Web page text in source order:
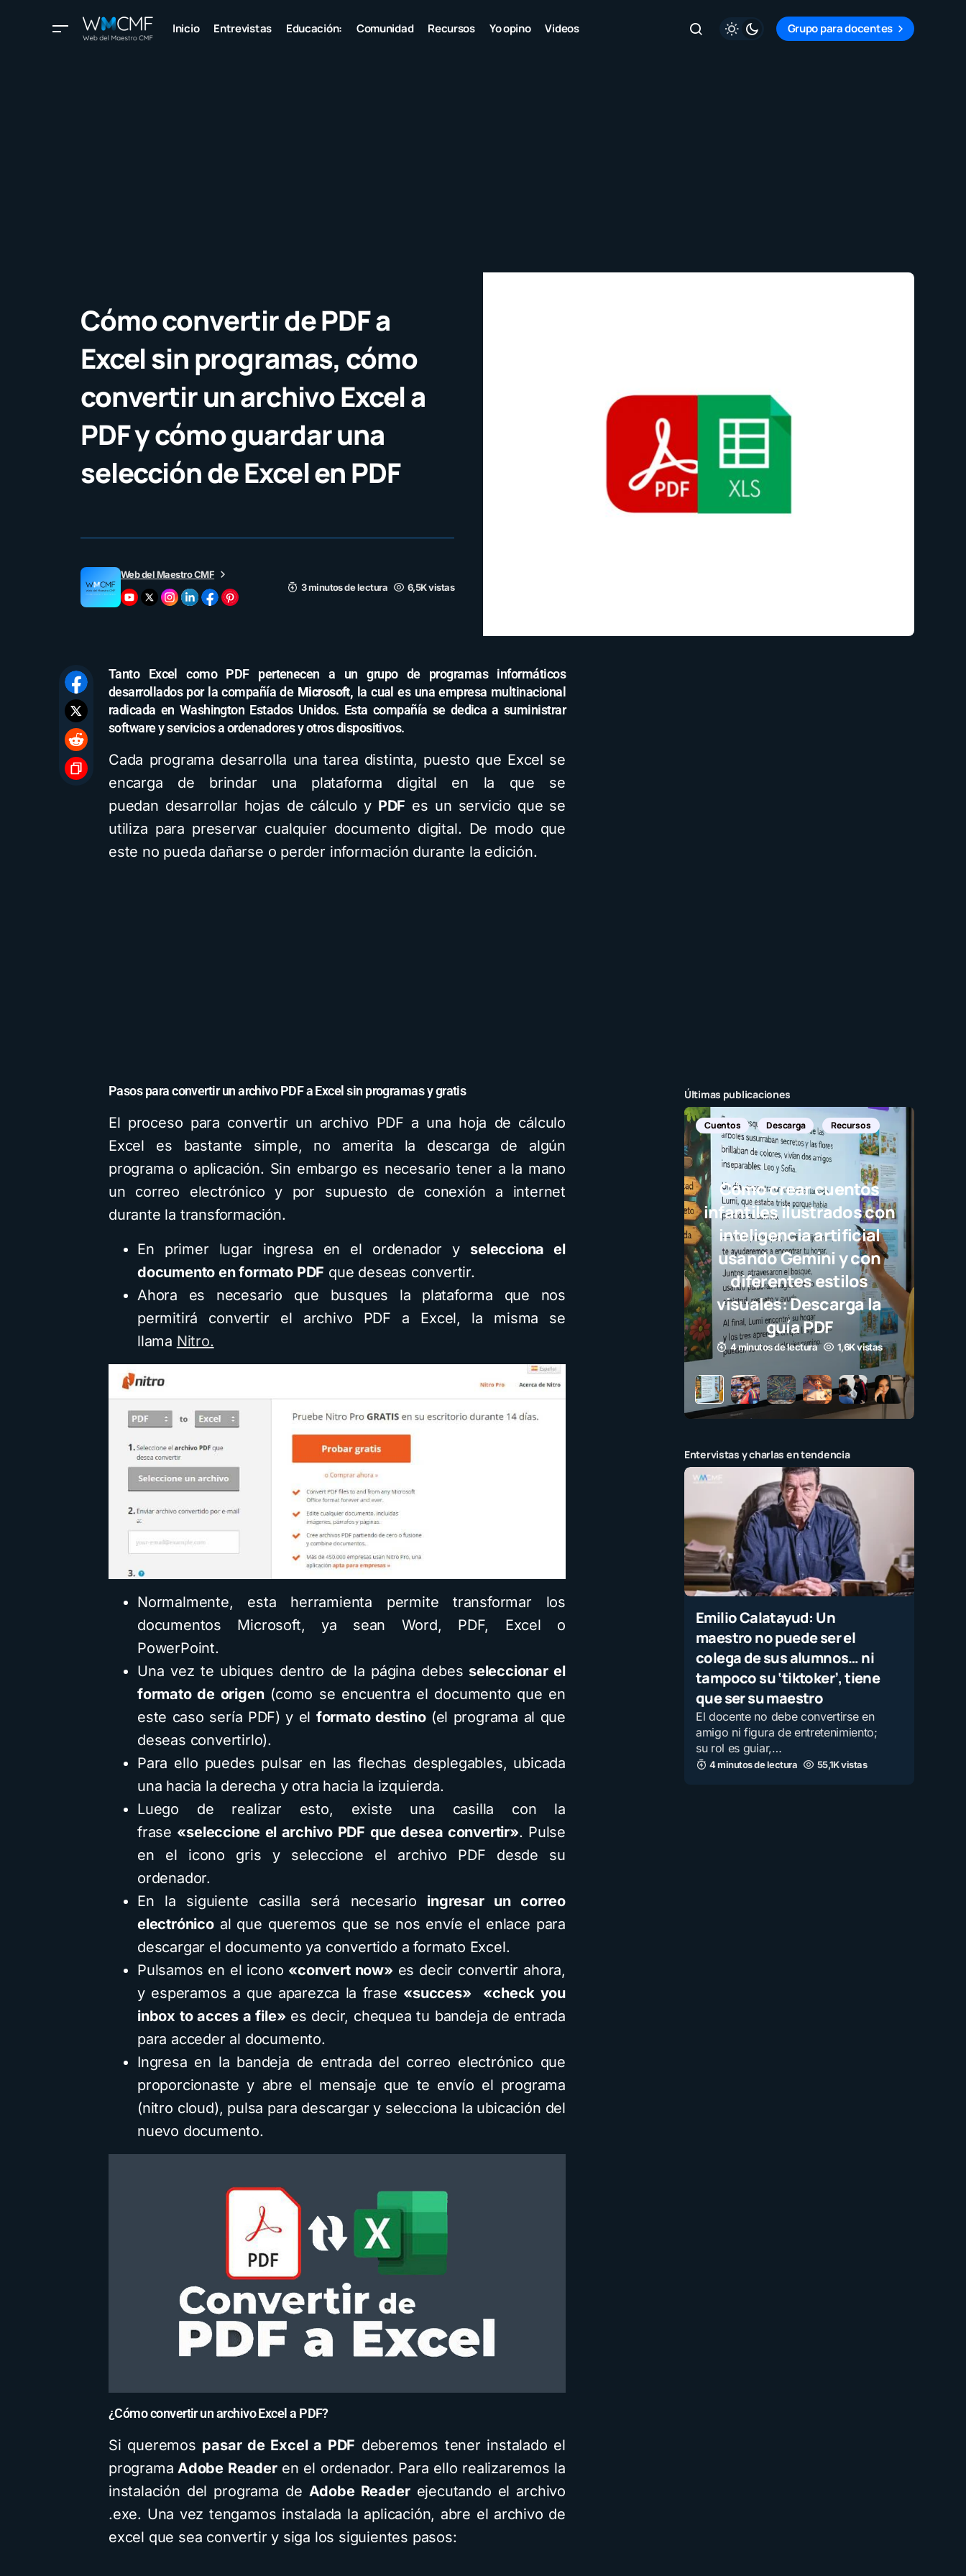
Inicio Entrevistas Educación: Comunidad Recursos Yo opino Videos Grupo para docentes
Cómo convertir de PDF a
Excel sin programas, cómo
convertir un archivo Excel a
PDF y cómo guardar una
selección de Excel en PDF
Web del Maestro CMF
3 minutos de lectura
6,5K vistas
Tanto Excel como PDF pertenecen a un grupo de programas informáticos
desarrollados por la compañía de Microsoft, la cual es una empresa multinacional
radicada en Washington Estados Unidos. Esta compañía se dedica a suministrar
software y servicios a ordenadores y otros dispositivos.
Cada programa desarrolla una tarea distinta, puesto que Excel se
encarga de brindar una plataforma digital en la que se
puedan desarrollar hojas de cálculo y PDF es un servicio que se
utiliza para preservar cualquier documento digital. De modo que
este no pueda dañarse o perder información durante la edición.
Pasos para convertir un archivo PDF a Excel sin programas y gratis
El proceso para convertir un archivo PDF a una hoja de cálculo
Excel es bastante simple, no amerita la descarga de algún
programa o aplicación. Sin embargo es necesario tener a la mano
un correo electrónico y por supuesto de conexión a internet
durante la transformación.
En primer lugar ingresa en el ordenador y selecciona el
documento en formato PDF que deseas convertir.
Ahora es necesario que busques la plataforma que nos
permitirá convertir el archivo PDF a Excel, la misma se
llama Nitro.
Normalmente, esta herramienta permite transformar los
documentos Microsoft, ya sean Word, PDF, Excel o
PowerPoint.
Una vez te ubiques dentro de la página debes seleccionar el
formato de origen(como se encuentra el documento que en
este caso sería PDF) y el formato destino(el programa al que
deseas convertirlo).
Para ello puedes pulsar en las flechas desplegables, ubicada
una hacia la derecha y otra hacia la izquierda.
Luego de realizar esto, existe una casilla con la
frase «seleccione el archivo PDF que desea convertir». Pulse
en el icono gris y seleccione el archivo PDF desde su
ordenador.
En la siguiente casilla será necesario ingresar un correo
electrónicoal que queremos que se nos envíe el enlace para
descargar el documento ya convertido a formato Excel.
Pulsamos en el icono «convert now» es decir convertir ahora,
y esperamos a que aparezca la frase «succes»
«check you
inbox to acces a file» es decir, chequea tu bandeja de entrada
para acceder al documento.
Ingresa en la bandeja de entrada del correo electrónico que
proporcionaste y abre el mensaje que te envío el programa
(nitro cloud), pulsa para descargar y selecciona la ubicación del
nuevo documento.
¿Cómo convertir un archivo Excel a PDF?
Si queremos pasar de Excel a PDF deberemos tener instalado el
programa Adobe Readeren el ordenador. Para ello realizaremos la
instalación del programa de Adobe Readerejecutando el archivo
.exe. Una vez tengamos instalada la aplicación, abre el archivo de
excel que sea convertir y siga los siguientes pasos:
Últimas publicaciones
Descarga Recursos
Cómo crear cuentos
infantiles ilustrados con
inteligencia artificial
usando Gemini y con
diferentes estilos
visuales: Descarga la
guía PDF
4 minutos de lectura 1,6K vistas
Entervistas y charlas en tendencia
Emilio Calatayud: Un
maestro no puede ser el
colega de sus alumnos… ni
tampoco su ‘tiktoker’, tiene
que ser su maestro
El docente no debe convertirse en
amigo ni figura de entretenimiento;
su rol es guiar,…
4 minutos de lectura 55,1K vistas